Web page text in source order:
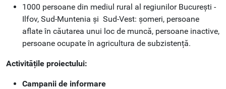
1000 persoane din mediul rural al regiunilor București -
Ilfov, Sud-Muntenia și Sud-Vest: șomeri, persoane
aflate în căutarea unui loc de muncă, persoane inactive,
persoane ocupate în agricultura de subzistență.
Activitățile proiectului:
Campanii de informare